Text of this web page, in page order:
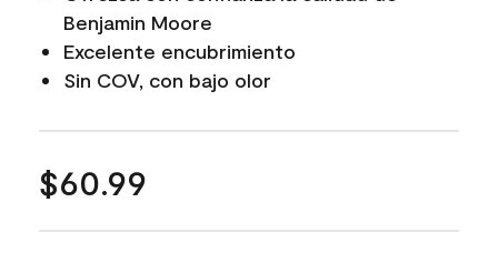
Benjamin Moore
Excelente encubrimiento
Sin COV, con bajo olor
$60.99